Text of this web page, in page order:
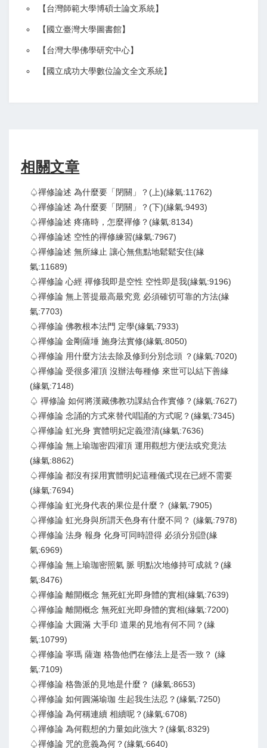
【台灣師範大學博碩士論文系統】
【 國立臺灣大學圖書館】
【台灣大學佛學研究中心】
【 國立成功大學數位論文全文系統】
相關文章
♤禪修論述 為什麼要「閉關」？(上)(緣氣:11762)
♤禪修論述 為什麼要「閉關」？(下)(緣氣:9493)
♤禪修論述 疼痛時，怎麼禪修？(緣氣:8134)
♤禪修論述 空性的禪修練習(緣氣:7967)
♤禪修論述 無所緣止 讓心無焦點地鬆鬆安住(緣
氣:11689)
♤禪修論 心經 禪修我即是空性 空性即是我(緣氣:9196)
♤禪修論 無上菩提最高最究竟 必須確切可靠的方法(緣
氣:7703)
♤禪修論 佛教根本法門 定學(緣氣:7933)
♤禪修論 金剛薩埵 施身法實修(緣氣:8050)
♤禪修論 用什麼方法去除及修到分別念頭 ？(緣氣:7020)
♤禪修論 受很多灌頂 沒辦法每種修 來世可以結下善緣
(緣氣:7148)
♤ 禪修論 如何將漢藏佛教功課結合作實修？(緣氣:7627)
♤禪修論 念誦的方式來替代唱誦的方式呢？(緣氣:7345)
♤禪修論 虹光身 實體明妃定義澄清(緣氣:7636)
♤禪修論 無上瑜珈密四灌頂 運用觀想方便法或究竟法
(緣氣:8862)
♤禪修論 都沒有採用實體明妃這種儀式現在已經不需要
(緣氣:7694)
♤禪修論 虹光身代表的果位是什麼？ (緣氣:7905)
♤禪修論 虹光身與所謂天色身有什麼不同？ (緣氣:7978)
♤禪修論 法身 報身 化身可同時證得 必須分別證(緣
氣:6969)
♤禪修論 無上瑜珈密照氣 脈 明點次地修持可成就？(緣
氣:8476)
♤禪修論 離開概念 無死虹光即身體的實相(緣氣:7639)
♤禪修論 離開概念 無死虹光即身體的實相(緣氣:7200)
♤禪修論 大圓滿 大手印 道果的見地有何不同？(緣
氣:10799)
♤禪修論 寧瑪 薩迦 格魯他們在修法上是否一致？ (緣
氣:7109)
♤禪修論 格魯派的見地是什麼？ (緣氣:8653)
♤禪修論 如何圓滿瑜珈 生起我生法忍？(緣氣:7250)
♤禪修論 為何稱連續 相續呢？(緣氣:6708)
♤禪修論 為何觀想的力量如此強大？(緣氣:8329)
♤禪修論 咒的意義為何？(緣氣:6640)